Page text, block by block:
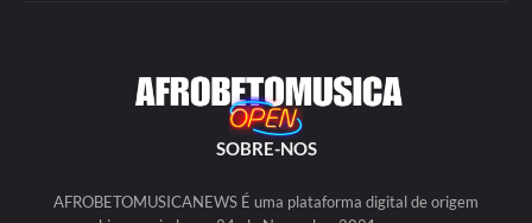
SOBRE-NOS
AFROBETOMUSICANEWS É uma plataforma digital de origem